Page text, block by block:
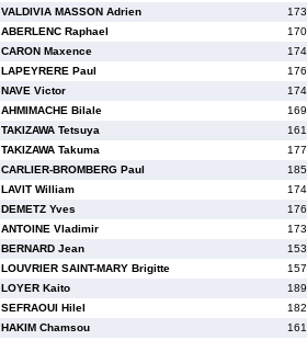
VALDIVIA MASSON Adrien
ABERLENC Raphael
CARON Maxence
LAPEYRERE Paul
NAVE Victor
AHMIMACHE Bilale
TAKIZAWA Tetsuya
TAKIZAWA Takuma
CARLIER-BROMBERG Paul
LAVIT William
DEMETZ Yves
ANTOINE Vladimir
BERNARD Jean
LOUVRIER SAINT-MARY Brigitte
LOYER Kaito
SEFRAOUI Hilel
HAKIM Chamsou